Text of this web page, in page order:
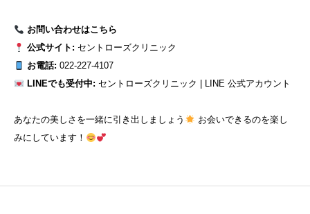
お問い合わせはこちら
公式サイト: セントローズクリニック
お電話: 022-227-4107
LINEでも受付中: セントローズクリニック | LINE 公式アカウント
あなたの美しさを一緒に引き出しましょう
お会いできるのを楽し
みにしています！